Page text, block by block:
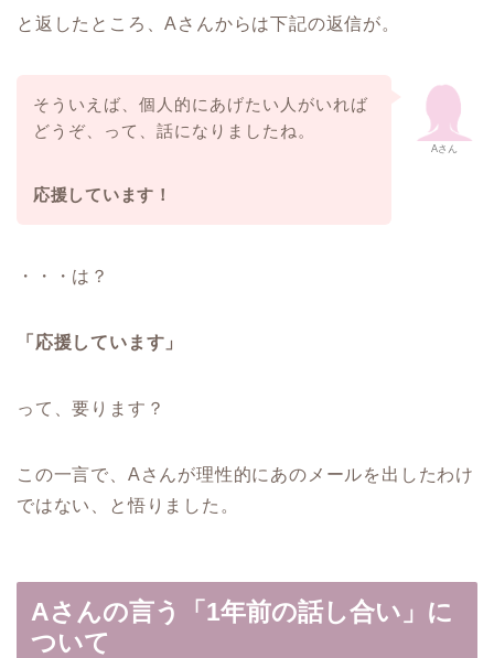
と返したところ、Aさんからは下記の返信が。
Aさん
そういえば、個人的にあげたい人がいれば
どうぞ、って、話になりましたね。
応援しています！
・・・は？
「応援しています」
って、要ります？
この一言で、Aさんが理性的にあのメールを出したわけ
ではない、と悟りました。
Aさんの言う「1年前の話し合い」に
ついて